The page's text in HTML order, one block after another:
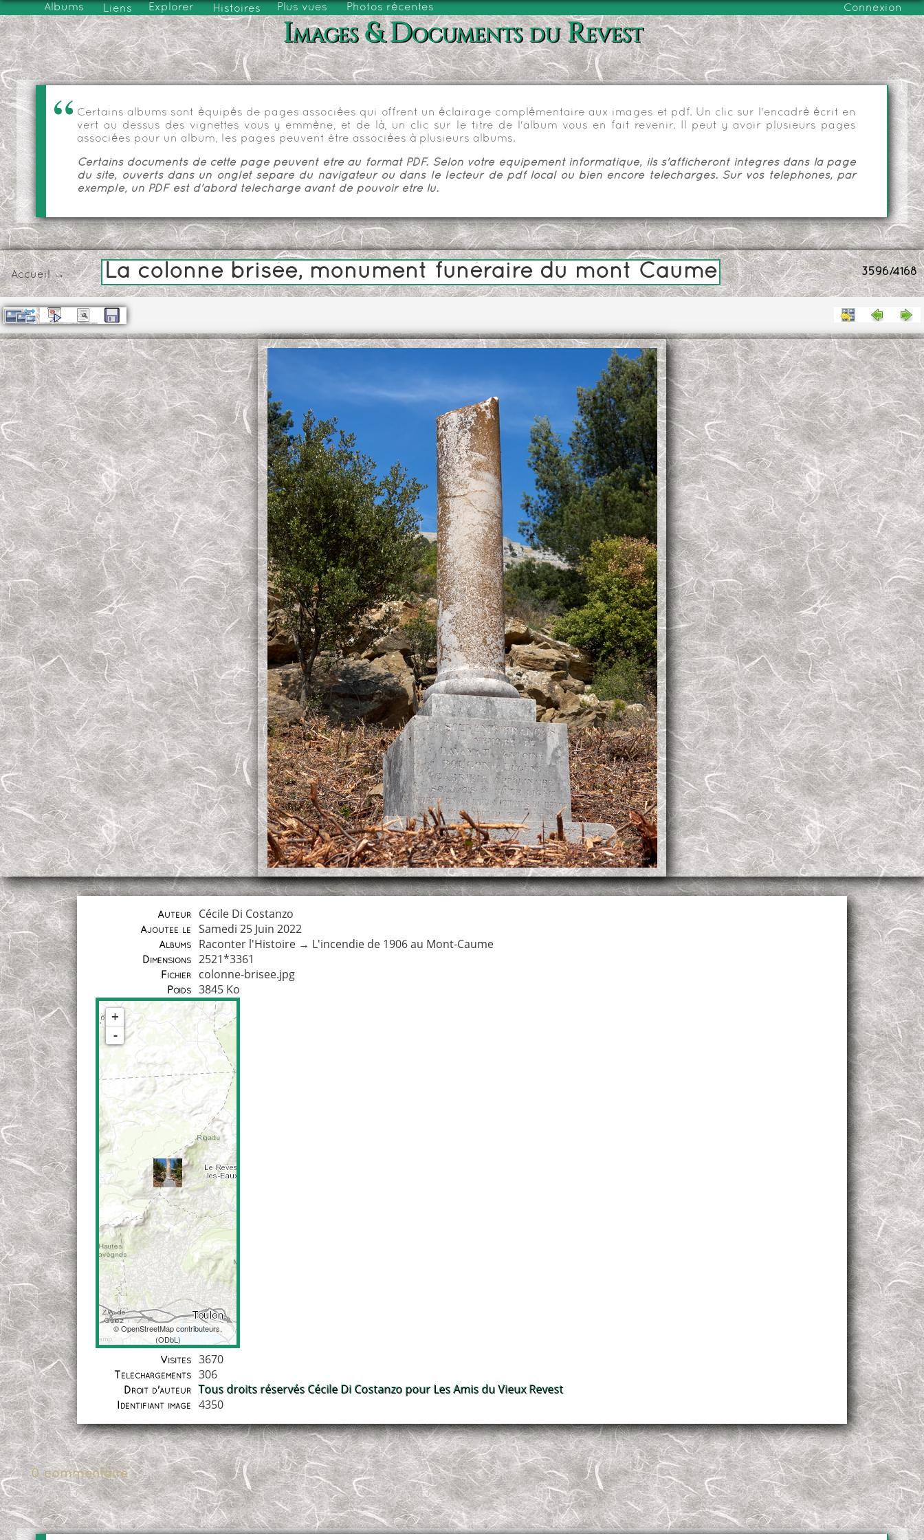
Albums Liens Explorer Histoires Plus vues Photos récentes Connexion
Images & Documents du Revest
Certains albums sont équipés de pages associées qui offrent un éclairage complémentaire aux images et pdf. Un clic sur l'encadré écrit en
vert au dessus des vignettes vous y emmène, et de là, un clic sur le titre de l'album vous en fait revenir. Il peut y avoir plusieurs pages
associées pour un album, les pages peuvent être associées à plusieurs albums.
Certains documents de cette page peuvent être au format PDF. Selon votre équipement informatique, ils s'afficheront intégrés dans la page
du site, ouverts dans un onglet séparé du navigateur ou dans le lecteur de pdf local ou bien encore téléchargés. Sur vos téléphones, par
exemple, un PDF est d'abord téléchargé avant de pouvoir être lu.
3596/4168
Accueil→ La colonne brisée, monument funéraire du mont Caume
Auteur Cécile Di Costanzo
Ajoutée le Samedi 25 Juin 2022
Albums Raconter l'Histoire → L'incendie de 1906 au Mont-Caume
Dimensions 2521*3361
Fichier colonne-brisee.jpg
Poids 3845 Ko
Coordonnées
+
-
©OpenStreetMapcontributeurs,
(ODbL )
Visites 3670
Téléchargements 306
Droit d'auteur Tous droits réservés Cécile Di Costanzo pour Les Amis du Vieux Revest
Identifiant image 4350
0 commentaire